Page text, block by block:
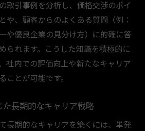
取引事例を分析し、価格交渉のポイ
や、顧客からのよくある質問（例：
や優良企業の見分け方）に的確に答
られます。こうした知識を積極的に
社内での評価向上や新たなキャリア
ことが可能です。
長期的なキャリア戦略
長期的なキャリアを築くには、単発